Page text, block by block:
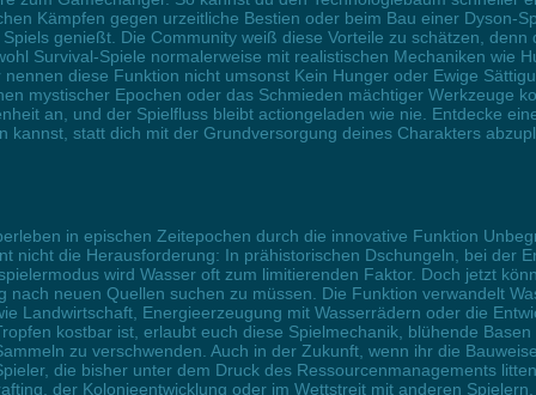
Kämpfen gegen urzeitliche Bestien oder beim Bau einer Dyson-
genießt. Die Community weiß diese Vorteile zu schätzen,
Survival-Spiele normalerweise mit realistischen Mechaniken wie
diese Funktion nicht umsonst Kein Hunger oder Ewige
mystischer Epochen oder das Schmieden mächtiger Werkzeuge
an, und der Spielfluss bleibt actiongeladen wie nie. Entdecke
kannst, statt dich mit der Grundversorgung deines Charakters
in epischen Zeitepochen durch die innovative Funktion
nicht die Herausforderung: In prähistorischen Dschungeln, bei der
wird Wasser oft zum limitierenden Faktor. Doch jetzt
neuen Quellen suchen zu müssen. Die Funktion verwandelt
Landwirtschaft, Energieerzeugung mit Wasserrädern oder die
kostbar ist, erlaubt euch diese Spielmechanik, blühende
zu verschwenden. Auch in der Zukunft, wenn ihr die
die bisher unter dem Druck des Ressourcenmanagements
der Kolonieentwicklung oder im Wettstreit mit anderen